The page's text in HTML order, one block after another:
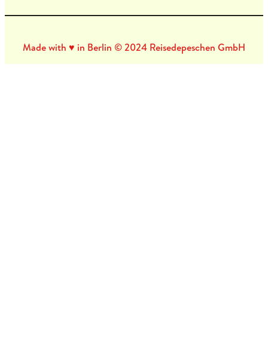
Made with ♥ in Berlin © 2024 Reisedepeschen GmbH